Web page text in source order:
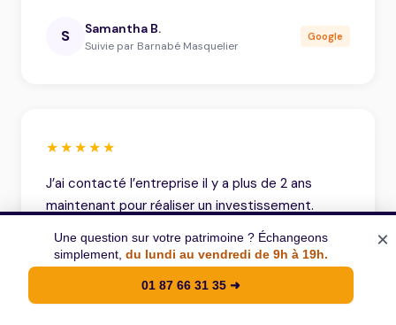
S Samantha B.
Suivie par Barnabé Masquelier
Google
★★★★★
J’ai contacté l’entreprise il y a plus de 2 ans
maintenant pour réaliser un investissement.
Monsieur Grenier a été de très bon conseil,
disponible et très transparent dans le processus.
J’ai réalisé deux contrats avec eux sans
problème. Je recommande cette entreprise
📞 Nous appeler Simulation gratuite
Une question sur votre patrimoine ? Échangeons
simplement, du lundi au vendredi de 9h à 19h.
01 87 66 31 35 ➜
×